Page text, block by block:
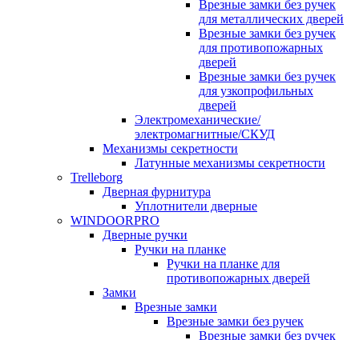
Врезные замки без ручек
для металлических дверей
Врезные замки без ручек
для противопожарных
дверей
Врезные замки без ручек
для узкопрофильных
дверей
Электромеханические/
электромагнитные/СКУД
Механизмы секретности
Латунные механизмы секретности
Trelleborg
Дверная фурнитура
Уплотнители дверные
WINDOORPRO
Дверные ручки
Ручки на планке
Ручки на планке для
противопожарных дверей
Замки
Врезные замки
Врезные замки без ручек
Врезные замки без ручек